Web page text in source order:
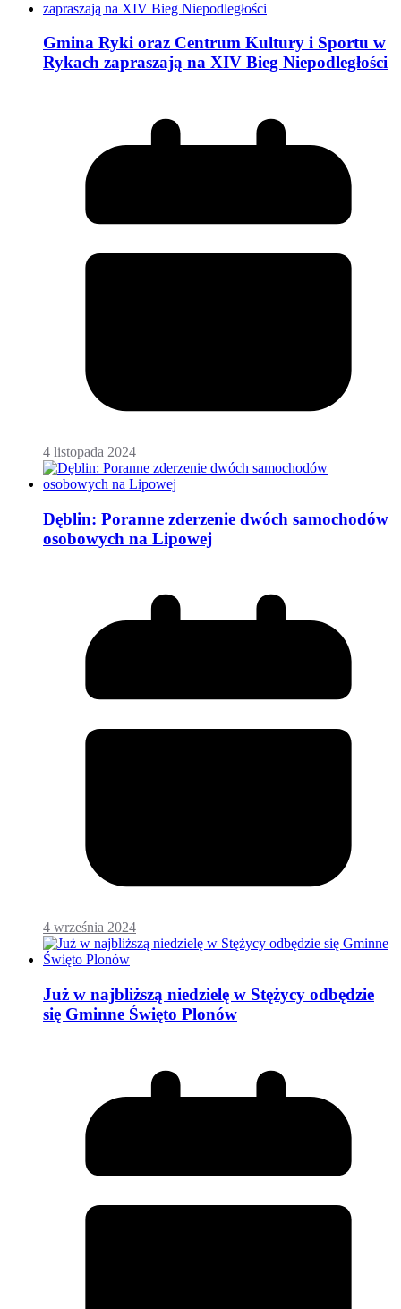
Gmina Ryki oraz Centrum Kultury i Sportu w
Rykach zapraszają na XIV Bieg Niepodległości
4 listopada 2024
Dęblin: Poranne zderzenie dwóch samochodów
osobowych na Lipowej
4 września 2024
Już w najbliższą niedzielę w Stężycy odbędzie
się Gminne Święto Plonów